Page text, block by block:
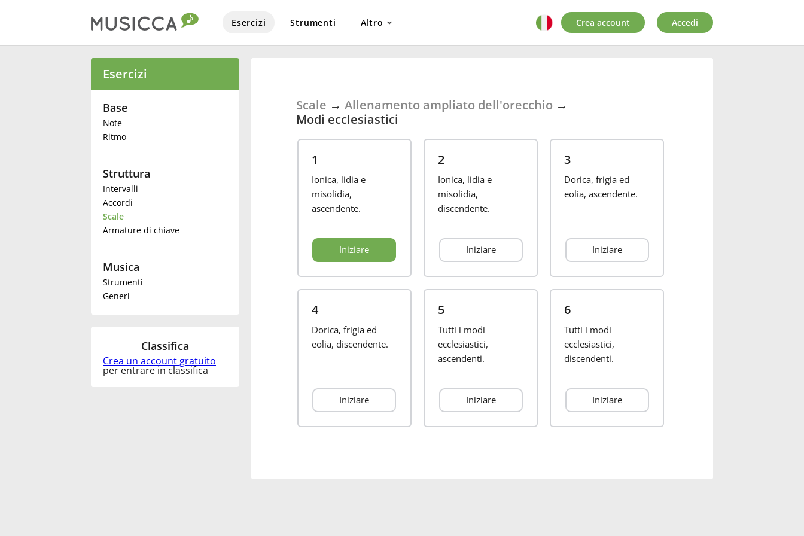
Esercizi Strumenti Altro
Dansk
Deutsch
English
Français
हिन्दी
Crea account Accedi
Esercizi
Base
Note
Ritmo
Struttura
Intervalli
Accordi
Scale
Armature di chiave
Musica
Strumenti
Generi
Classifica
Crea un account gratuito
per entrare in classifica
Scale → Allenamento ampliato dell'orecchio→
Modi ecclesiastici
1
Ionica, lidia e
misolidia,
ascendente.
Iniziare
2
Ionica, lidia e
misolidia,
discendente.
Iniziare
3
Dorica, frigia ed
eolia, ascendente.
Iniziare
4
Dorica, frigia ed
eolia, discendente.
Iniziare
5
Tutti i modi
ecclesiastici,
ascendenti.
Iniziare
6
Tutti i modi
ecclesiastici,
discendenti.
Iniziare